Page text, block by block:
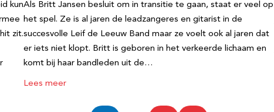
kun
zit.
Als Britt Jansen besluit om in transitie te gaan, staat er veel op
het spel. Ze is al jaren de leadzangeres en gitarist in de
succesvolle Leif de Leeuw Band maar ze voelt ook al jaren dat
er iets niet klopt. Britt is geboren in het verkeerde lichaam en
komt bij haar bandleden uit de…
Lees meer